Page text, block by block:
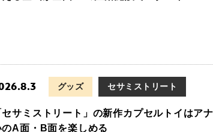
グッズ セサミストリート
セサミストリート」の新作カプセルトイはア
のA面・B面を楽しめる